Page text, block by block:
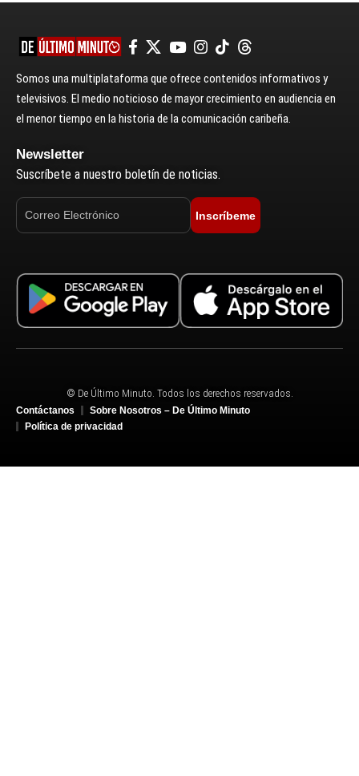
Somos una multiplataforma que ofrece contenidos informativos y
televisivos. El medio noticioso de mayor crecimiento en audiencia en
el menor tiempo en la historia de la comunicación caribeña.
Newsletter
Suscríbete a nuestro boletín de noticias.
Inscríbeme
© De Último Minuto. Todos los derechos reservados.
Contáctanos
Sobre Nosotros – De Último Minuto
Política de privacidad